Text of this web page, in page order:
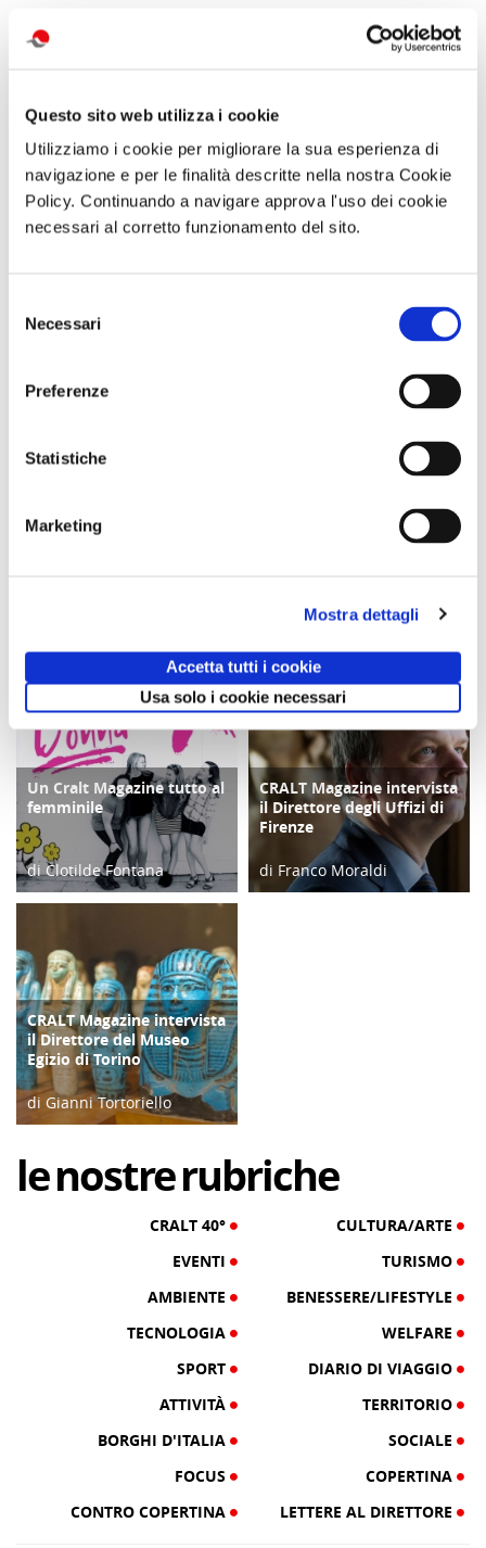
Questo sito web utilizza i cookie
Utilizziamo i cookie per migliorare la sua esperienza di
navigazione e per le finalità descritte nella nostra Cookie
Policy. Continuando a navigare approva l'uso dei cookie
necessari al corretto funzionamento del sito.
delNecessari
Preferenze
Statistiche
Marketing
Mostra dettagli
Accetta tutti i cookie
Usa solo i cookie necessari
attività correlate:
con
MUSEO TRA
Sabato 26
Settembre ore
Comunicato n. 99
GARA DI PESCA
– Naviglio del
Brenta - Sabato
2026 - Località
Dolo (VE)
Comunicato n. 30
COPERTINA
Un Cralt Magazine tutto al
femminile
di Clotilde Fontana
28/02/23
COPERTINA
CRALT Magazine intervista
il Direttore degli Uffizi di
Firenze
di Franco Moraldi
COPERTINA
CRALT Magazine intervista
il Direttore del Museo
Egizio di Torino
di Gianni Tortoriello
lenostrerubriche
CRALT 40°
CULTURA/ARTE
EVENTI
TURISMO
AMBIENTE
BENESSERE/LIFESTYLE
TECNOLOGIA
WELFARE
SPORT
DIARIO DI VIAGGIO
ATTIVITÀ
TERRITORIO
BORGHI D'ITALIA
SOCIALE
FOCUS
COPERTINA
CONTRO COPERTINA
LETTERE AL DIRETTORE